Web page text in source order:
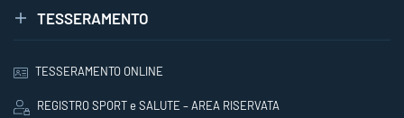
TESSERAMENTO
TESSERAMENTO ONLINE
REGISTRO SPORT e SALUTE – AREA RISERVATA